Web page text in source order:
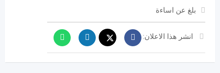
بلغ عن اساءة
انشر هذا الاعلان: